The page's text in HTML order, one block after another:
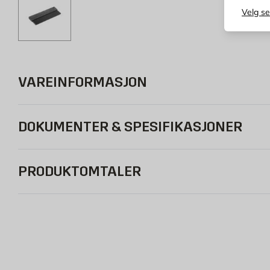
Velg
VAREINFORMASJON
DOKUMENTER & SPESIFIKASJONER
PRODUKTOMTALER